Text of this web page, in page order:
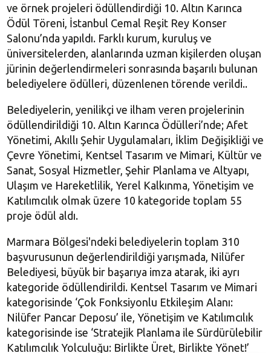
ve örnek projeleri ödüllendirdiği 10. Altın Karınca
Ödül Töreni, İstanbul Cemal Reşit Rey Konser
Salonu’nda yapıldı. Farklı kurum, kuruluş ve
üniversitelerden, alanlarında uzman kişilerden oluşan
jürinin değerlendirmeleri sonrasında başarılı bulunan
belediyelere ödülleri, düzenlenen törende verildi..
Belediyelerin, yenilikçi ve ilham veren projelerinin
ödüllendirildiği 10. Altın Karınca Ödülleri’nde; Afet
Yönetimi, Akıllı Şehir Uygulamaları, İklim Değişikliği ve
Çevre Yönetimi, Kentsel Tasarım ve Mimari, Kültür ve
Sanat, Sosyal Hizmetler, Şehir Planlama ve Altyapı,
Ulaşım ve Hareketlilik, Yerel Kalkınma, Yönetişim ve
Katılımcılık olmak üzere 10 kategoride toplam 55
proje ödül aldı.
Marmara Bölgesi'ndeki belediyelerin toplam 310
başvurusunun değerlendirildiği yarışmada, Nilüfer
Belediyesi, büyük bir başarıya imza atarak, iki ayrı
kategoride ödüllendirildi. Kentsel Tasarım ve Mimari
kategorisinde ‘Çok Fonksiyonlu Etkileşim Alanı:
Nilüfer Pancar Deposu’ ile, Yönetişim ve Katılımcılık
kategorisinde ise ‘Stratejik Planlama ile Sürdürülebilir
Katılımcılık Yolculuğu: Birlikte Üret, Birlikte Yönet!’